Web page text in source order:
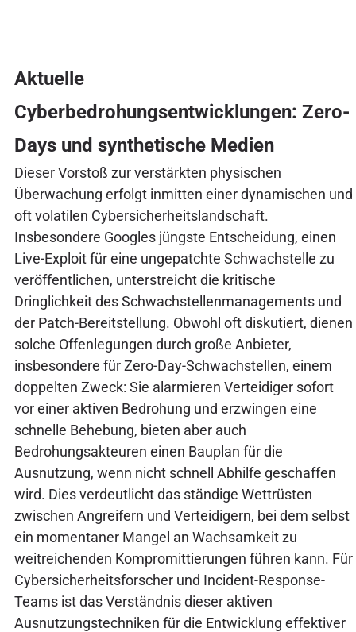
Aktuelle
Cyberbedrohungsentwicklungen: Zero-
Days und synthetische Medien
Dieser Vorstoß zur verstärkten physischen
Überwachung erfolgt inmitten einer dynamischen und
oft volatilen Cybersicherheitslandschaft.
Insbesondere Googles jüngste Entscheidung, einen
Live-Exploit für eine ungepatchte Schwachstelle zu
veröffentlichen, unterstreicht die kritische
Dringlichkeit des Schwachstellenmanagements und
der Patch-Bereitstellung. Obwohl oft diskutiert, dienen
solche Offenlegungen durch große Anbieter,
insbesondere für Zero-Day-Schwachstellen, einem
doppelten Zweck: Sie alarmieren Verteidiger sofort
vor einer aktiven Bedrohung und erzwingen eine
schnelle Behebung, bieten aber auch
Bedrohungsakteuren einen Bauplan für die
Ausnutzung, wenn nicht schnell Abhilfe geschaffen
wird. Dies verdeutlicht das ständige Wettrüsten
zwischen Angreifern und Verteidigern, bei dem selbst
ein momentaner Mangel an Wachsamkeit zu
weitreichenden Kompromittierungen führen kann. Für
Cybersicherheitsforscher und Incident-Response-
Teams ist das Verständnis dieser aktiven
Ausnutzungstechniken für die Entwicklung effektiver